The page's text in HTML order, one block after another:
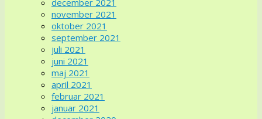
november 2021
oktober 2021
september 2021
juli 2021
juni 2021
maj 2021
april 2021
februar 2021
januar 2021